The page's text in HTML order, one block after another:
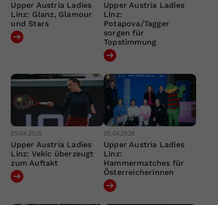
Upper Austria Ladies
Linz: Glanz, Glamour
und Stars
Upper Austria Ladies
Linz:
Potapova/Tagger
sorgen für
Topstimmung
05.04.2026
Upper Austria Ladies
Linz: Vekic überzeugt
zum Auftakt
05.04.2026
Upper Austria Ladies
Linz:
Hammermatches für
Österreicherinnen